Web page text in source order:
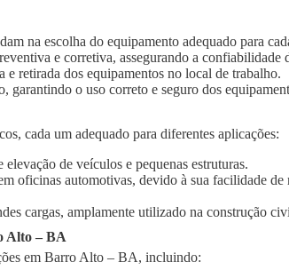
na escolha do equipamento adequado para
e corretiva, assegurando a confiabilidade
e retirada dos equipamentos no local de trabalho.
garantindo o uso correto e seguro dos
cada um adequado para diferentes aplicações:
elevação de veículos e pequenas estruturas.
oficinas automotivas, devido à sua facilidade de
cargas, amplamente utilizado na construção
Alto – BA
em Barro Alto – BA, incluindo: